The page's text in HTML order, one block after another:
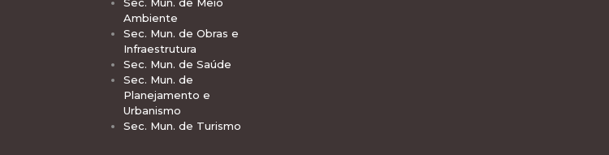
Ambiente
Sec. Mun. de Obras e
Infraestrutura
Sec. Mun. de Saúde
Sec. Mun. de
Planejamento e
Urbanismo
Sec. Mun. de Turismo